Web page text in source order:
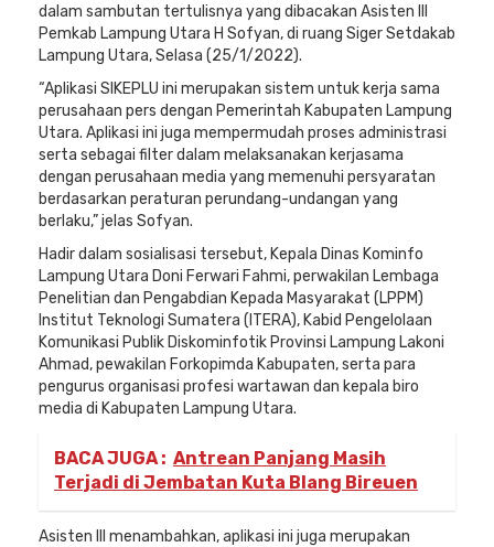
dalam sambutan tertulisnya yang dibacakan Asisten III
Pemkab Lampung Utara H Sofyan, di ruang Siger Setdakab
Lampung Utara, Selasa (25/1/2022).
“Aplikasi SIKEPLU ini merupakan sistem untuk kerja sama
perusahaan pers dengan Pemerintah Kabupaten Lampung
Utara. Aplikasi ini juga mempermudah proses administrasi
serta sebagai filter dalam melaksanakan kerjasama
dengan perusahaan media yang memenuhi persyaratan
berdasarkan peraturan perundang-undangan yang
berlaku,” jelas Sofyan.
Hadir dalam sosialisasi tersebut, Kepala Dinas Kominfo
Lampung Utara Doni Ferwari Fahmi, perwakilan Lembaga
Penelitian dan Pengabdian Kepada Masyarakat (LPPM)
Institut Teknologi Sumatera (ITERA), Kabid Pengelolaan
Komunikasi Publik Diskominfotik Provinsi Lampung Lakoni
Ahmad, pewakilan Forkopimda Kabupaten, serta para
pengurus organisasi profesi wartawan dan kepala biro
media di Kabupaten Lampung Utara.
BACA JUGA : Antrean Panjang Masih
Terjadi di Jembatan Kuta Blang Bireuen
Asisten III menambahkan, aplikasi ini juga merupakan